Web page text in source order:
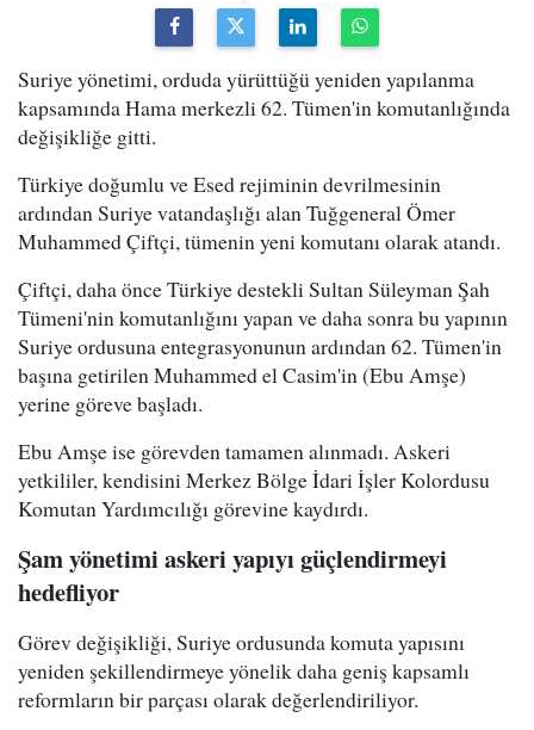
Suriye yönetimi, orduda yürüttüğü yeniden yapılanma
kapsamında Hama merkezli 62. Tümen'in komutanlığında
değişikliğe gitti.
Türkiye doğumlu ve Esed rejiminin devrilmesinin
ardından Suriye vatandaşlığı alan Tuğgeneral Ömer
Muhammed Çiftçi, tümenin yeni komutanı olarak atandı.
Çiftçi, daha önce Türkiye destekli Sultan Süleyman Şah
Tümeni'nin komutanlığını yapan ve daha sonra bu yapının
Suriye ordusuna entegrasyonunun ardından 62. Tümen'in
başına getirilen Muhammed el Casim'in (Ebu Amşe)
yerine göreve başladı.
Ebu Amşe ise görevden tamamen alınmadı. Askeri
yetkililer, kendisini Merkez Bölge İdari İşler Kolordusu
Komutan Yardımcılığı görevine kaydırdı.
Şam yönetimi askeri yapıyı güçlendirmeyi
hedefliyor
Görev değişikliği, Suriye ordusunda komuta yapısını
yeniden şekillendirmeye yönelik daha geniş kapsamlı
reformların bir parçası olarak değerlendiriliyor.